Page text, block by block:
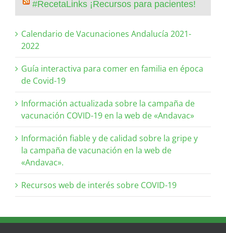
#RecetaLinks ¡Recursos para pacientes!
Calendario de Vacunaciones Andalucía 2021-
2022
Guía interactiva para comer en familia en época
de Covid-19
Información actualizada sobre la campaña de
vacunación COVID-19 en la web de «Andavac»
Información fiable y de calidad sobre la gripe y
la campaña de vacunación en la web de
«Andavac».
Recursos web de interés sobre COVID-19